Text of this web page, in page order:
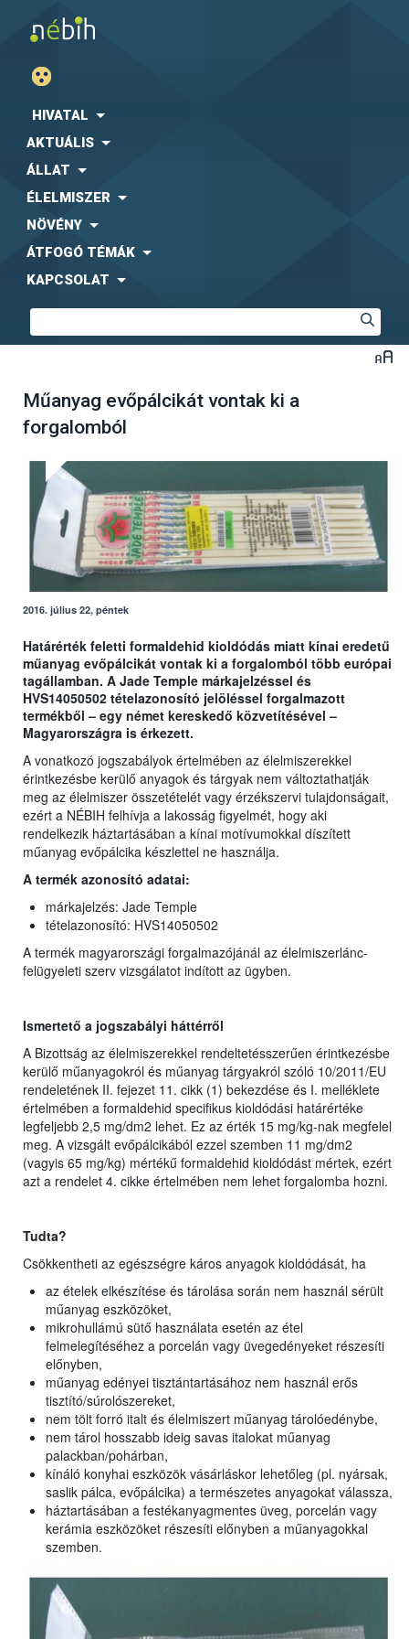
HIVATAL
AKTUÁLIS
ÁLLAT
ÉLELMISZER
NÖVÉNY
ÁTFOGÓ TÉMÁK
KAPCSOLAT
Műanyag evőpálcikát vontak ki a
forgalomból
2016. július 22, péntek
Határérték feletti formaldehid kioldódás miatt kínai eredetű
műanyag evőpálcikát vontak ki a forgalomból több európai
tagállamban. A Jade Temple márkajelzéssel és
HVS14050502 tételazonosító jelöléssel forgalmazott
termékből – egy német kereskedő közvetítésével –
Magyarországra is érkezett.
A vonatkozó jogszabályok értelmében az élelmiszerekkel
érintkezésbe kerülő anyagok és tárgyak nem változtathatják
meg az élelmiszer összetételét vagy érzékszervi tulajdonságait,
ezért a NÉBIH felhívja a lakosság figyelmét, hogy aki
rendelkezik háztartásában a kínai motívumokkal díszített
műanyag evőpálcika készlettel ne használja.
A termék azonosító adatai:
márkajelzés: Jade Temple
tételazonosító: HVS14050502
A termék magyarországi forgalmazójánál az élelmiszerlánc-
felügyeleti szerv vizsgálatot indított az ügyben.
Ismertető a jogszabályi háttérről
A Bizottság az élelmiszerekkel rendeltetésszerűen érintkezésbe
kerülő műanyagokról és műanyag tárgyakról szóló 10/2011/EU
rendeletének II. fejezet 11. cikk (1) bekezdése és I. melléklete
értelmében a formaldehid specifikus kioldódási határértéke
legfeljebb 2,5 mg/dm2 lehet. Ez az érték 15 mg/kg-nak megfelel
meg. A vizsgált evőpálcikából ezzel szemben 11 mg/dm2
(vagyis 65 mg/kg) mértékű formaldehid kioldódást mértek, ezért
azt a rendelet 4. cikke értelmében nem lehet forgalomba hozni.
Tudta?
Csökkentheti az egészségre káros anyagok kioldódását, ha
az ételek elkészítése és tárolása során nem használ sérült
műanyag eszközöket,
mikrohullámú sütő használata esetén az étel
felmelegítéséhez a porcelán vagy üvegedényeket részesíti
előnyben,
műanyag edényei tisztántartásához nem használ erős
tisztító/súrolószereket,
nem tölt forró italt és élelmiszert műanyag tárolóedénybe,
nem tárol hosszabb ideig savas italokat műanyag
palackban/pohárban,
kínáló konyhai eszközök vásárláskor lehetőleg (pl. nyársak,
saslik pálca, evőpálcika) a természetes anyagokat válassza,
háztartásában a festékanyagmentes üveg, porcelán vagy
kerámia eszközöket részesíti előnyben a műanyagokkal
szemben.